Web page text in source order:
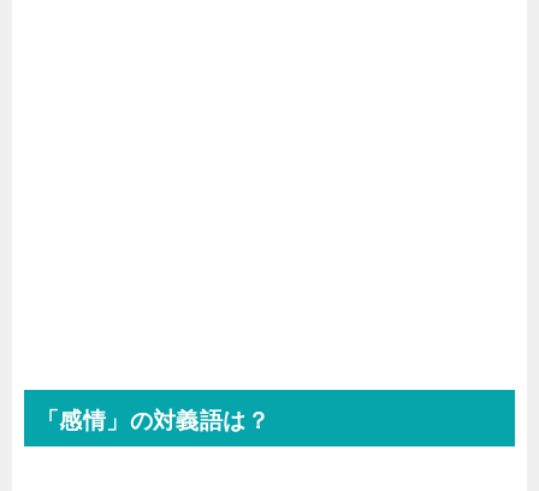
「感情」の対義語は？